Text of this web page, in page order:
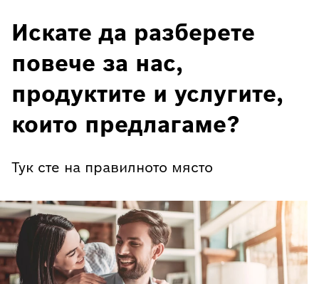
Искате да разберете
повече за нас,
продуктите и услугите,
които предлагаме?
Тук сте на правилното място